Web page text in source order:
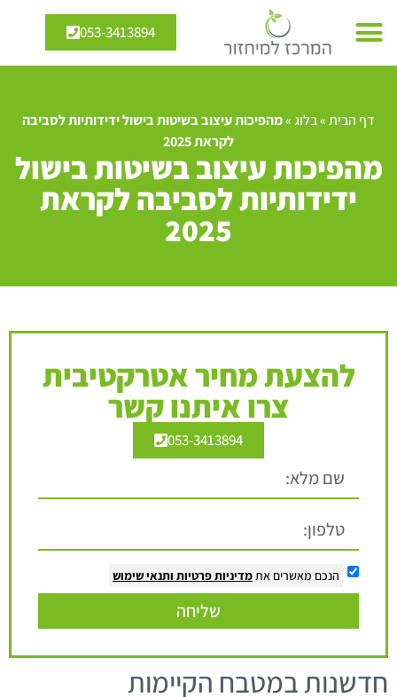
053-3413894
דף הבית»בלוג»מהפיכות עיצוב בשיטות בישול ידידותיות לסביבה
לקראת 2025
מהפיכות עיצוב בשיטות בישול
ידידותיות לסביבה לקראת
2025
להצעת מחיר אטרקטיבית
צרו איתנו קשר
053-3413894
הנכם מאשרים את מדיניות פרטיות ותנאי שימוש
שליחה
חדשנות במטבח הקיימות